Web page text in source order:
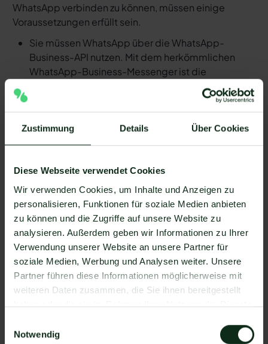
Zustimmung Details Über Cookies
Diese Webseite verwendet Cookies
Wir verwenden Cookies, um Inhalte und Anzeigen zu
personalisieren, Funktionen für soziale Medien anbieten
zu können und die Zugriffe auf unsere Website zu
analysieren. Außerdem geben wir Informationen zu Ihrer
Verwendung unserer Website an unsere Partner für
soziale Medien, Werbung und Analysen weiter. Unsere
Partner führen diese Informationen möglicherweise mit
weiteren Daten zusammen, die Sie ihnen bereitgestellt
haben oder die sie im Rahmen Ihrer Nutzung der Dienste
Notwendig
WhatsApp verbinden zu können, müssen einige
Voraussetzungen erfüllt sein.
Sie müssen WhatsApp über die WhatsApp-
Business-API nutzen. Mit dem herkömmlichen
WhatsApp-Business-Messenger ist die
Ihr WhatsApp Business API Anbieter muss die
zu ermöglichen. Längst nicht alle Anbieter der
WhatsApp API sind in der Lage, eine Integration
WhatsApp zu ermöglichen. Mit Mateo stehen
Ihnen dank der Zapier Integration über 6.000
Apps zur Verfügung, die Sie mit WhatsApp
verbinden können. Darunter ist natürlich auch
Landing Page Robot by Marcom Robot !
Da der Einrichtungsprozess der Integration je nach
dem Anbieter der WhatsApp API Schnittstelle
differenziert, gibt es keine allgemein gültige
Anleitung. Wir zeigen Ihnen im Folgenden, wie die
Einrichtung der Integration von Landing Page Robot
funktioniert.